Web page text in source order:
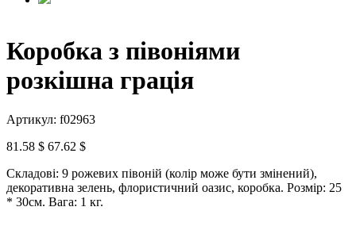
Коробка з півоніями
розкішна грація
Артикул: f02963
81.58 $ 67.62 $
Складові: 9 рожевих півоній (колір може бути змінений),
декоративна зелень, флористичний оазис, коробка. Розмір: 25
* 30см. Вага: 1 кг.